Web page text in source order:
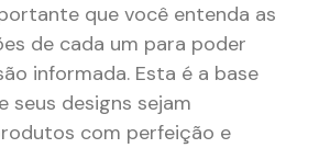
que você entenda as
de cada um para poder
informada. Esta é a base
seus designs sejam
com perfeição e